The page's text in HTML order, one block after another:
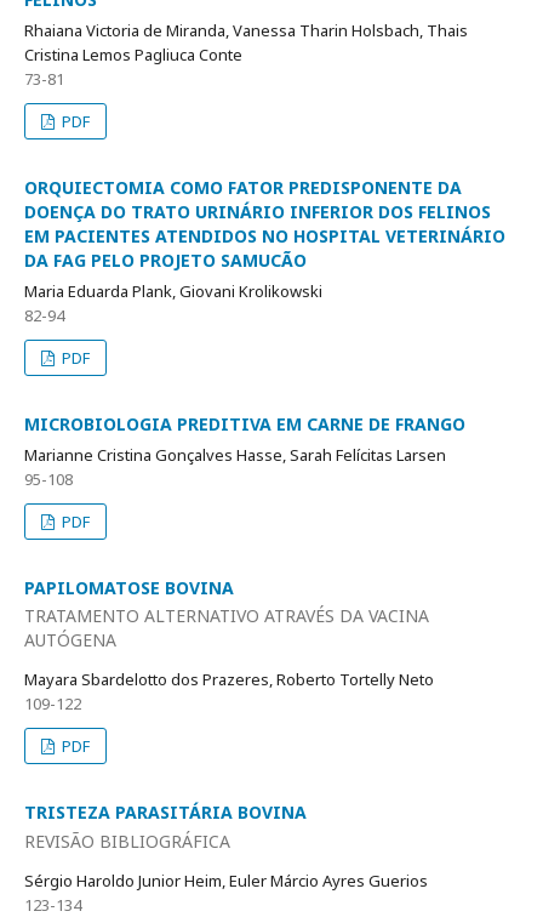
Rhaiana Victoria de Miranda, Vanessa Tharin Holsbach, Thais
Cristina Lemos Pagliuca Conte
73-81
PDF
ORQUIECTOMIA COMO FATOR PREDISPONENTE DA
DOENÇA DO TRATO URINÁRIO INFERIOR DOS FELINOS
EM PACIENTES ATENDIDOS NO HOSPITAL VETERINÁRIO
DA FAG PELO PROJETO SAMUCÃO
Maria Eduarda Plank, Giovani Krolikowski
82-94
PDF
MICROBIOLOGIA PREDITIVA EM CARNE DE FRANGO
Marianne Cristina Gonçalves Hasse, Sarah Felícitas Larsen
95-108
PDF
PAPILOMATOSE BOVINA
TRATAMENTO ALTERNATIVO ATRAVÉS DA VACINA
AUTÓGENA
Mayara Sbardelotto dos Prazeres, Roberto Tortelly Neto
109-122
PDF
TRISTEZA PARASITÁRIA BOVINA
REVISÃO BIBLIOGRÁFICA
Sérgio Haroldo Junior Heim, Euler Márcio Ayres Guerios
123-134